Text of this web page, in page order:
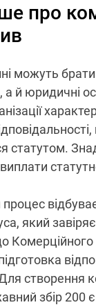
про
можуть
а й юридичні
статутом.
який
створення
збір 200